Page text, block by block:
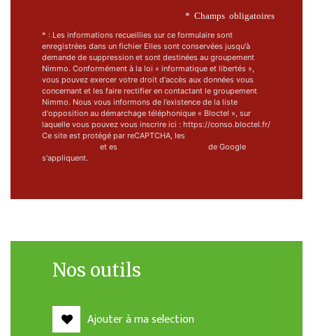
* Champs obligatoires
* : Les informations recueillies sur ce formulaire sont
enregistrées dans un fichier Elles sont conservées jusqu'à
demande de suppression et sont destinées au groupement
Nimmo. Conformément à la loi « informatique et libertés »,
vous pouvez exercer votre droit d'accès aux données vous
concernant et les faire rectifier en contactant le groupement
Nimmo. Nous vous informons de l’existence de la liste
d'opposition au démarchage téléphonique « Bloctel », sur
laquelle vous pouvez vous inscrire ici : https://conso.bloctel.fr/
Ce site est protégé par reCAPTCHA, les
et es
de Google
s'appliquent.
Nos outils
Ajouter à ma selection